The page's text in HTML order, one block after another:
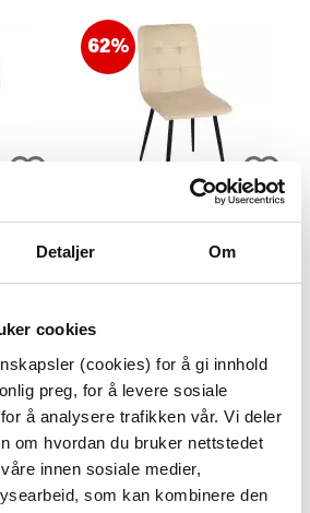
Detaljer Om
cookies
(cookies) for å gi innhold
preg, for å levere sosiale
å analysere trafikken vår. Vi deler
om hvordan du bruker nettstedet
innen sosiale medier,
som kan kombinere den
62%
SPISESTOL ZOE BEIGE 1
KJØP